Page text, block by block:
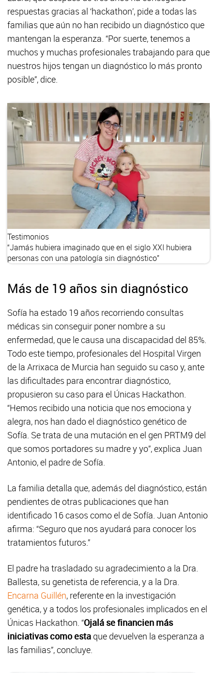
respuestas gracias al ‘hackathon’, pide a todas las
familias que aún no han recibido un diagnóstico que
mantengan la esperanza. “Por suerte, tenemos a
muchos y muchas profesionales trabajando para que
nuestros hijos tengan un diagnóstico lo más pronto
posible”, dice.
Testimonios
“Jamás hubiera imaginado que en el siglo XXI hubiera
personas con una patología sin diagnóstico”
Más de 19 años sin diagnóstico
Sofía ha estado 19 años recorriendo consultas
médicas sin conseguir poner nombre a su
enfermedad, que le causa una discapacidad del 85%.
Todo este tiempo, profesionales del Hospital Virgen
de la Arrixaca de Murcia han seguido su caso y, ante
las dificultades para encontrar diagnóstico,
propusieron su caso para el Únicas Hackathon.
“Hemos recibido una noticia que nos emociona y
alegra, nos han dado el diagnóstico genético de
Sofía. Se trata de una mutación en el gen PRTM9 del
que somos portadores su madre y yo”, explica Juan
Antonio, el padre de Sofía.
La familia detalla que, además del diagnóstico, están
pendientes de otras publicaciones que han
identificado 16 casos como el de Sofía. Juan Antonio
afirma: “Seguro que nos ayudará para conocer los
tratamientos futuros.”
El padre ha trasladado su agradecimiento a la Dra.
Ballesta, su genetista de referencia, y a la Dra.
Encarna Guillén, referente en la investigación
genética, y a todos los profesionales implicados en el
Únicas Hackathon. “Ojalá se financien más
iniciativas como esta que devuelven la esperanza a
las familias”, concluye.